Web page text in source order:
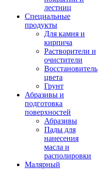
лестниц
Специальные
продукты
Для камня и
кирпича
Растворители и
очистители
Восстановитель
цвета
Грунт
Абразивы и
подготовка
поверхностей
Абразивы
Пады для
нанесения
масла и
располировки
Малярный